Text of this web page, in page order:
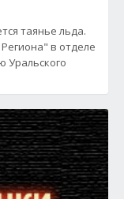
таянье льда.
в отделе
Уральского